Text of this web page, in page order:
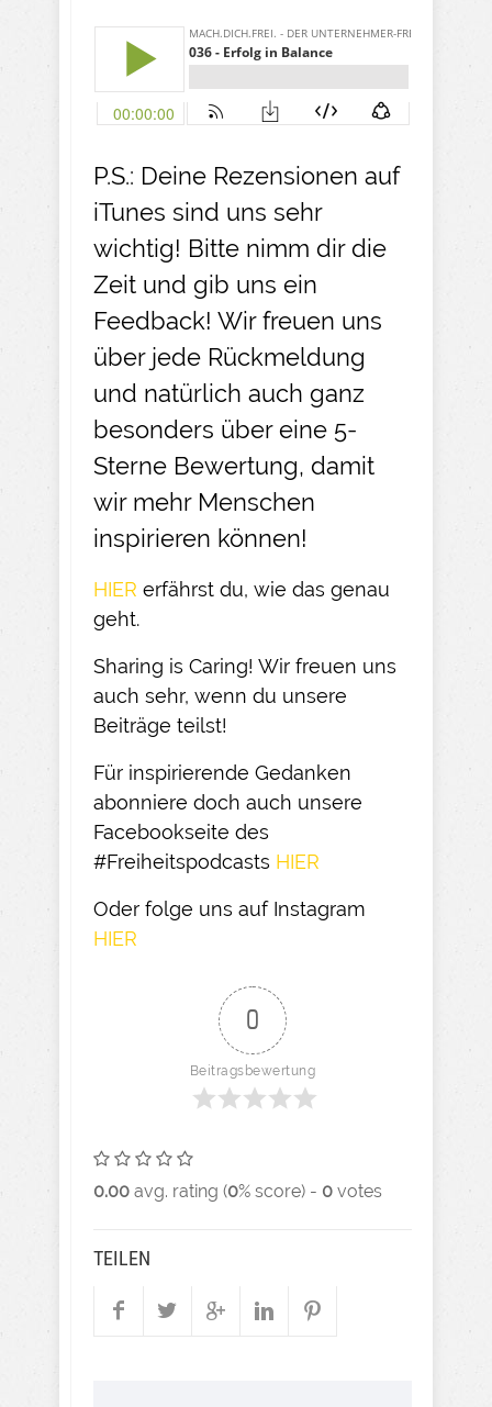
P.S.: Deine Rezensionen auf
iTunes sind uns sehr
wichtig! Bitte nimm dir die
Zeit und gib uns ein
Feedback! Wir freuen uns
über jede Rückmeldung
und natürlich auch ganz
besonders über eine 5-
Sterne Bewertung, damit
wir mehr Menschen
inspirieren können!
HIER erfährst du, wie das genau
geht.​
Sharing is Caring! Wir freuen uns
auch sehr, wenn du unsere
Beiträge teilst!​
Für inspirierende Gedanken
abonniere doch auch unsere
Facebookseite des
#Freiheitspodcasts HIER
Oder folge uns auf Instagram
HIER​
0
Beitragsbewertung
0.00 avg. rating (0% score) - 0 votes
TEILEN